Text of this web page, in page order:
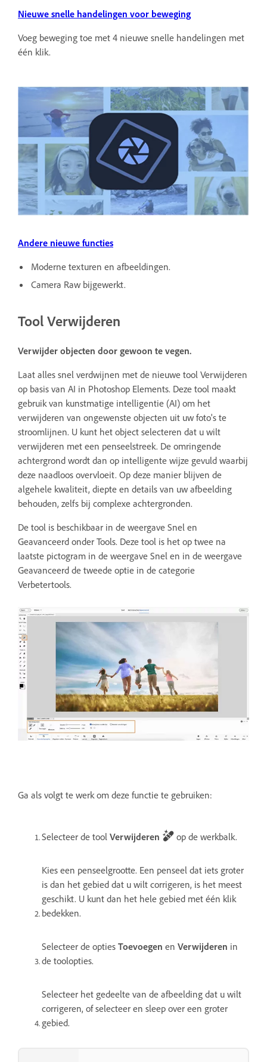
Nieuwe snelle handelingen voor beweging
Voeg beweging toe met 4 nieuwe snelle handelingen met
één klik.
Andere nieuwe functies
Moderne texturen en afbeeldingen.
Camera Raw bijgewerkt.
Tool Verwijderen
Verwijder objecten door gewoon te vegen.
Laat alles snel verdwijnen met de nieuwe tool Verwijderen
op basis van AI in Photoshop Elements. Deze tool maakt
gebruik van kunstmatige intelligentie (AI) om het
verwijderen van ongewenste objecten uit uw foto's te
stroomlijnen. U kunt het object selecteren dat u wilt
verwijderen met een penseelstreek. De omringende
achtergrond wordt dan op intelligente wijze gevuld waarbij
deze naadloos overvloeit. Op deze manier blijven de
algehele kwaliteit, diepte en details van uw afbeelding
behouden, zelfs bij complexe achtergronden.
De tool is beschikbaar in de weergave Snel en
Geavanceerd onder Tools. Deze tool is het op twee na
laatste pictogram in de weergave Snel en in de weergave
Geavanceerd de tweede optie in de categorie
Verbetertools.
Ga als volgt te werk om deze functie te gebruiken:
Selecteer de tool Verwijderen op de werkbalk.
Kies een penseelgrootte. Een penseel dat iets groter
is dan het gebied dat u wilt corrigeren, is het meest
geschikt. U kunt dan het hele gebied met één klik
bedekken.
Selecteer de opties Toevoegen en Verwijderen in
de toolopties.
Selecteer het gedeelte van de afbeelding dat u wilt
corrigeren, of selecteer en sleep over een groter
gebied.